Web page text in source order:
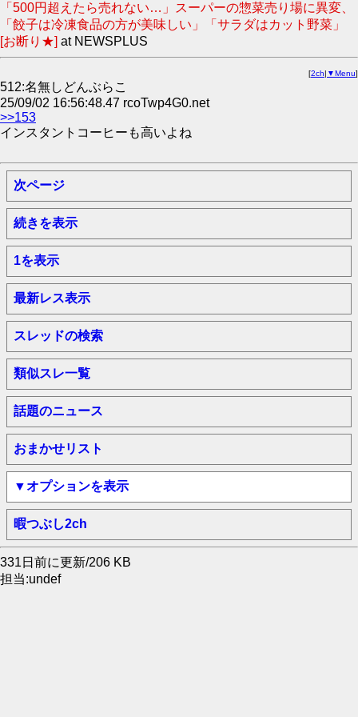
「500円超えたら売れない…」スーパーの惣菜売り場に異変、
「餃子は冷凍食品の方が美味しい」「サラダはカット野菜」
[お断り★] at NEWSPLUS
[2ch| ▼Menu]
512:名無しどんぶらこ
25/09/02 16:56:48.47 rcoTwp4G0.net
>>153
インスタントコーヒーも高いよね
次ページ
続きを表示
1を表示
最新レス表示
スレッドの検索
類似スレ一覧
話題のニュース
おまかせリスト
▼オプションを表示
暇つぶし2ch
331日前に更新/206 KB
担当:undef